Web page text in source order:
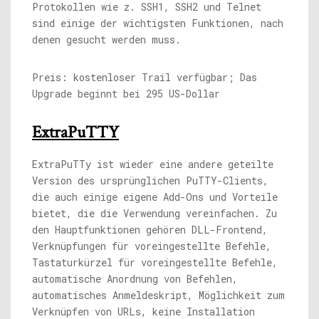
Protokollen wie z. SSH1, SSH2 und Telnet
sind einige der wichtigsten Funktionen, nach
denen gesucht werden muss.
Preis: kostenloser Trail verfügbar; Das
Upgrade beginnt bei 295 US-Dollar
ExtraPuTTY
ExtraPuTTy ist wieder eine andere geteilte
Version des ursprünglichen PuTTY-Clients,
die auch einige eigene Add-Ons und Vorteile
bietet, die die Verwendung vereinfachen. Zu
den Hauptfunktionen gehören DLL-Frontend,
Verknüpfungen für voreingestellte Befehle,
Tastaturkürzel für voreingestellte Befehle,
automatische Anordnung von Befehlen,
automatisches Anmeldeskript, Möglichkeit zum
Verknüpfen von URLs, keine Installation